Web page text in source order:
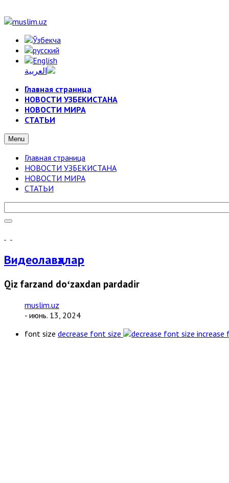
Главная страница
НОВОСТИ УЗБЕКИСТАНА
НОВОСТИ МИРА
СТАТЬИ
Menu
Главная страница
НОВОСТИ УЗБЕКИСТАНА
НОВОСТИ МИРА
СТАТЬИ
Видеолавҳалар
Qiz farzand doʻzaxdan pardadir
muslim.uz
- июнь. 13, 2024
font size decrease font size increase